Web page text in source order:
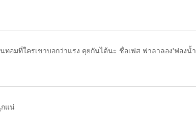
ทอมที่ใครเขาบอกว่าแรง คุยกันได้นะ ชื่อเฟส ฟาลาลอง'ฟองน้ำ
แน่